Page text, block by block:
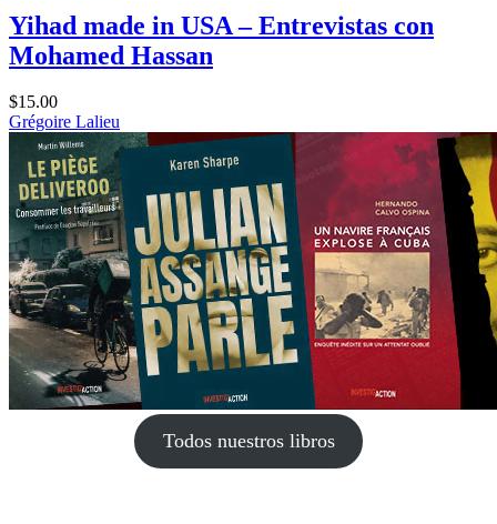
Yihad made in USA – Entrevistas con
Mohamed Hassan
$15.00
Grégoire Lalieu
Todos nuestros libros